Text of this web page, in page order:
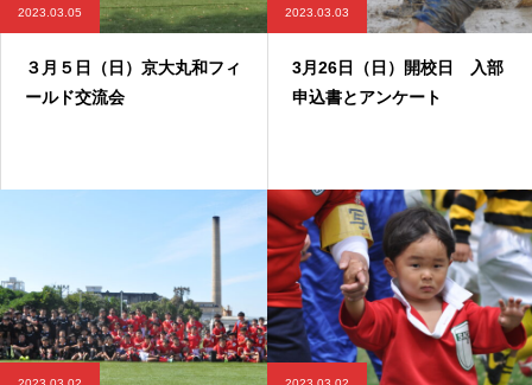
2023.03.05
３月５日（日）京大丸和フィ
ールド交流会
2023.03.03
3月26日（日）開校日 入部
申込書とアンケート